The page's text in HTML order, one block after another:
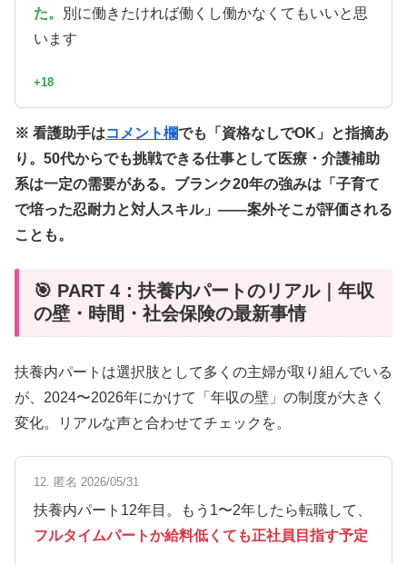
た。
別に働きたければ働くし働かなくてもいいと思
います
+18
※ 看護助手はコメント欄でも「資格なしでOK」と指摘あ
り。50代からでも挑戦できる仕事として医療・介護補助
系は一定の需要がある。ブランク20年の強みは「子育て
で培った忍耐力と対人スキル」——案外そこが評価される
ことも。
🎯 PART 4：扶養内パートのリアル｜年収
の壁・時間・社会保険の最新事情
扶養内パートは選択肢として多くの主婦が取り組んでいる
が、2024〜2026年にかけて「年収の壁」の制度が大きく
変化。リアルな声と合わせてチェックを。
12. 匿名 2026/05/31
扶養内パート12年目。もう1〜2年したら転職して、
フルタイムパートか給料低くても正社員目指す予定